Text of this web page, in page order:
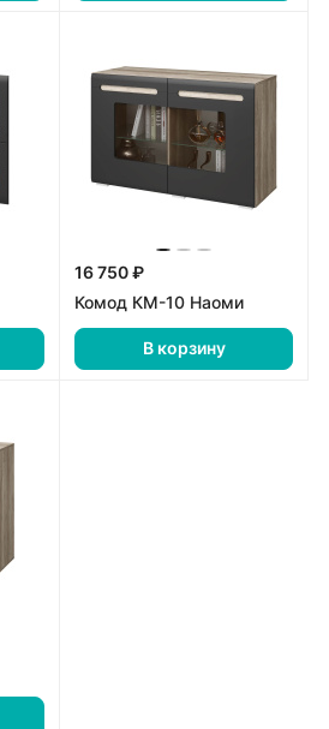
16 750 ₽
Комод КМ-10 Наоми
В корзину